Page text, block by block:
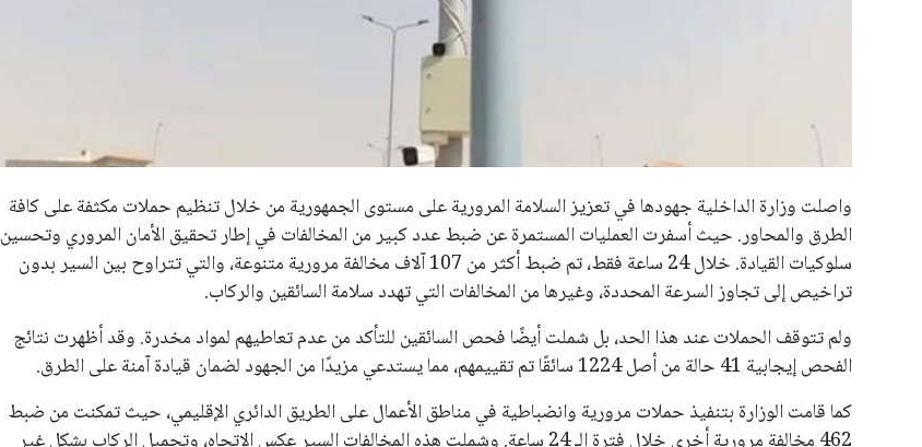
واصلت وزارة الداخلية جهودها في تعزيز السلامة المرورية على مستوى الجمهورية من خلال تنظيم حملات مكثفة على كافة
الطرق والمحاور. حيث أسفرت العمليات المستمرة عن ضبط عدد كبير من المخالفات في إطار تحقيق الأمان المروري وتحسين
سلوكيات القيادة. خلال 24 ساعة فقط، تم ضبط أكثر من 107 آلاف مخالفة مرورية متنوعة، والتي تتراوح بين السير بدون
تراخيص إلى تجاوز السرعة المحددة، وغيرها من المخالفات التي تهدد سلامة السائقين والركاب.
ولم تتوقف الحملات عند هذا الحد، بل شملت أيضًا فحص السائقين للتأكد من عدم تعاطيهم لمواد مخدرة. وقد أظهرت نتائج
الفحص إيجابية 41 حالة من أصل 1224 سائقًا تم تقييمهم، مما يستدعي مزيدًا من الجهود لضمان قيادة آمنة على الطرق.
كما قامت الوزارة بتنفيذ حملات مرورية وانضباطية في مناطق الأعمال على الطريق الدائري الإقليمي، حيث تمكنت من ضبط